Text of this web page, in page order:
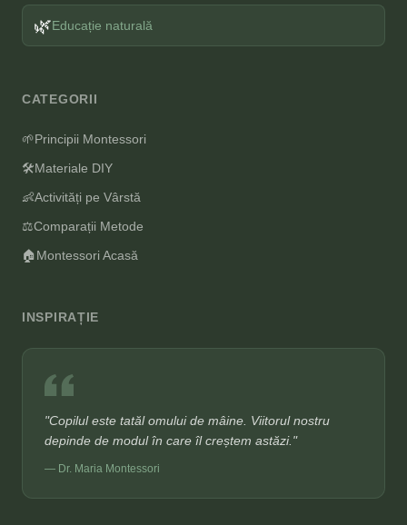
🌿Educație naturală
CATEGORII
🌱Principii Montessori
🛠️Materiale DIY
👶Activități pe Vârstă
⚖️Comparații Metode
🏠Montessori Acasă
INSPIRAȚIE
"Copilul este tatăl omului de mâine. Viitorul nostru
depinde de modul în care îl creștem astăzi."
— Dr. Maria Montessori